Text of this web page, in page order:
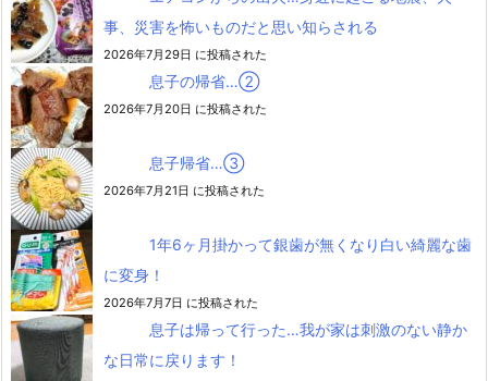
事、災害を怖いものだと思い知らされる
2026年7月29日 に投稿された
息子の帰省…②
2026年7月20日 に投稿された
息子帰省…③
2026年7月21日 に投稿された
1年6ヶ月掛かって銀歯が無くなり白い綺麗な歯
に変身！
2026年7月7日 に投稿された
息子は帰って行った…我が家は刺激のない静か
な日常に戻ります！